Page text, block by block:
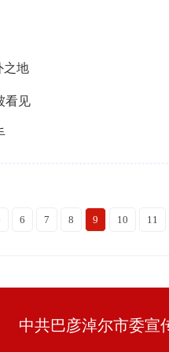
之地
看见
6 7 8 9 10 11
中共巴彦淖尔市委宣